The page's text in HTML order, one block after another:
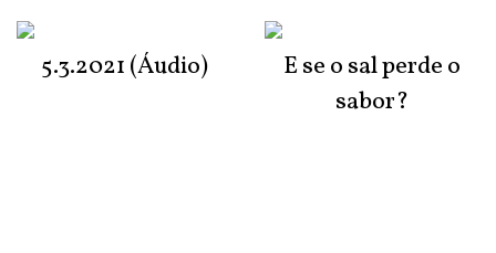
5.3.2021 (Áudio)
E se o sal perde o
sabor?